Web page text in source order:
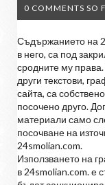
0 COMMENTS SO
Съдържанието на
в него, са под
сродните му
други текстови,
сайта, са
посочено друго.
материали само
посочване на
24smolian.com.
Използването на
в 24smolian.com. е